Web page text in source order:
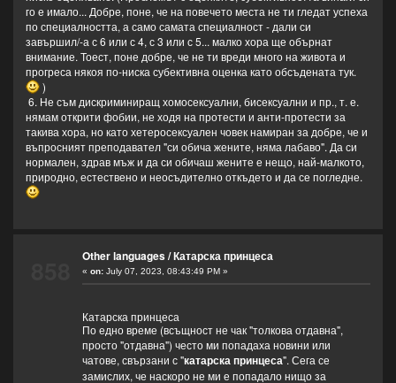
го е имало... Добре, поне, че на повечето места не ти гледат успеха
по специалността, а само самата специалност - дали си
завършил/-а с 6 или с 4, с 3 или с 5... малко хора ще обърнат
внимание. Тоест, поне добре, че не ти вреди много на живота и
прогреса някоя по-ниска субективна оценка като обсъдената тук.
)
6. Не съм дискриминиращ хомосексуални, бисексуални и пр., т. е.
нямам открити фобии, не ходя на протести и анти-протести за
такива хора, но като хетеросексуален човек намиран за добре, че и
въпросният преподавател "си обича жените, няма лабаво". Да си
нормален, здрав мъж и да си обичаш жените е нещо, най-малкото,
природно, естествено и неосъдително откъдето и да се погледне.
Other languages/Катарска принцеса
« on:July 07, 2023, 08:43:49 PM »
Катарска принцеса
По едно време (всъщност не чак "толкова отдавна",
просто "отдавна") често ми попадаха новини или
чатове, свързани с "катарска принцеса". Сега се
замислих, че наскоро не ми е попадало нищо за